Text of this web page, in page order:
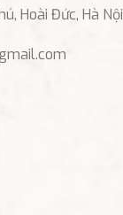
Hoài Đức, Hà Nội